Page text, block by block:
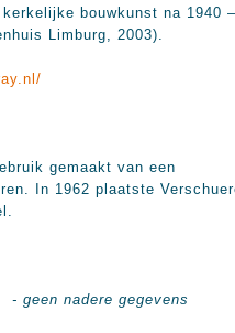
bouwkunst na 1940 –
Limburg, 2003).
gemaakt van een
In 1962 plaatste
- geen nadere gegevens